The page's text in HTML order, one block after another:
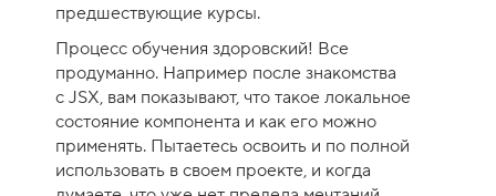
к
у
р
с
а
-
1
предшествующие курсы.
Процесс обучения здоровский! Все
продуманно. Например после знакомства
с JSX, вам показывают, что такое локальное
состояние компонента и как его можно
применять. Пытаетесь освоить и по полной
использовать в своем проекте, и когда